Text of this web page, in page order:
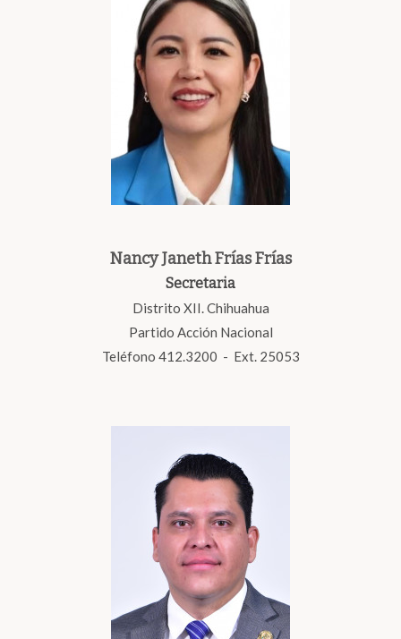
Nancy Janeth Frías Frías
Secretaria
Distrito XII. Chihuahua
Partido Acción Nacional
Teléfono 412.3200 - Ext. 25053